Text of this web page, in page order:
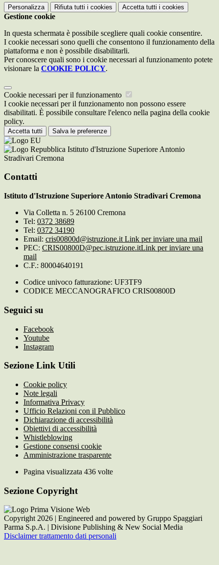
Personalizza Rifiuta tutti i cookies Accetta tutti i cookies
Gestione cookie
In questa schermata è possibile scegliere quali cookie consentire.
I cookie necessari sono quelli che consentono il funzionamento della
piattaforma e non è possibile disabilitarli.
Per conoscere quali sono i cookie necessari al funzionamento potete
visionare la COOKIE POLICY.
Cookie necessari per il funzionamento
I cookie necessari per il funzionamento non possono essere
disabilitati. È possibile consultare l'elenco nella pagina della cookie
policy.
Accetta tutti Salva le preferenze
Istituto d'Istruzione Superiore Antonio
Stradivari Cremona
Contatti
Istituto d'Istruzione Superiore Antonio Stradivari Cremona
Via Colletta n. 5 26100 Cremona
Tel: 0372 38689
Tel: 0372 34190
Email: cris00800d@istruzione.it Link per inviare una mail
PEC: CRIS00800D@pec.istruzione.itLink per inviare una
mail
C.F.: 80004640191
Codice univoco fatturazione: UF3TF9
CODICE MECCANOGRAFICO CRIS00800D
Seguici su
Facebook
Youtube
Instagram
Sezione Link Utili
Cookie policy
Note legali
Informativa Privacy
Ufficio Relazioni con il Pubblico
Dichiarazione di accessibilità
Obiettivi di accessibilità
Whistleblowing
Gestione consensi cookie
Amministrazione trasparente
Pagina visualizzata 436 volte
Sezione Copyright
Copyright 2026 | Engineered and powered by Gruppo Spaggiari
Parma S.p.A. | Divisione Publishing & New Social Media
Disclaimer trattamento dati personali